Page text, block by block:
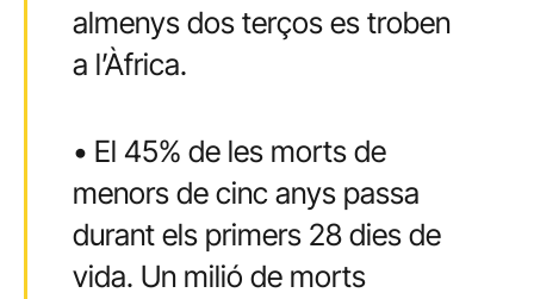
almenys dos terços es troben
a l’Àfrica.
• El 45% de les morts de
menors de cinc anys passa
durant els primers 28 dies de
vida. Un milió de morts